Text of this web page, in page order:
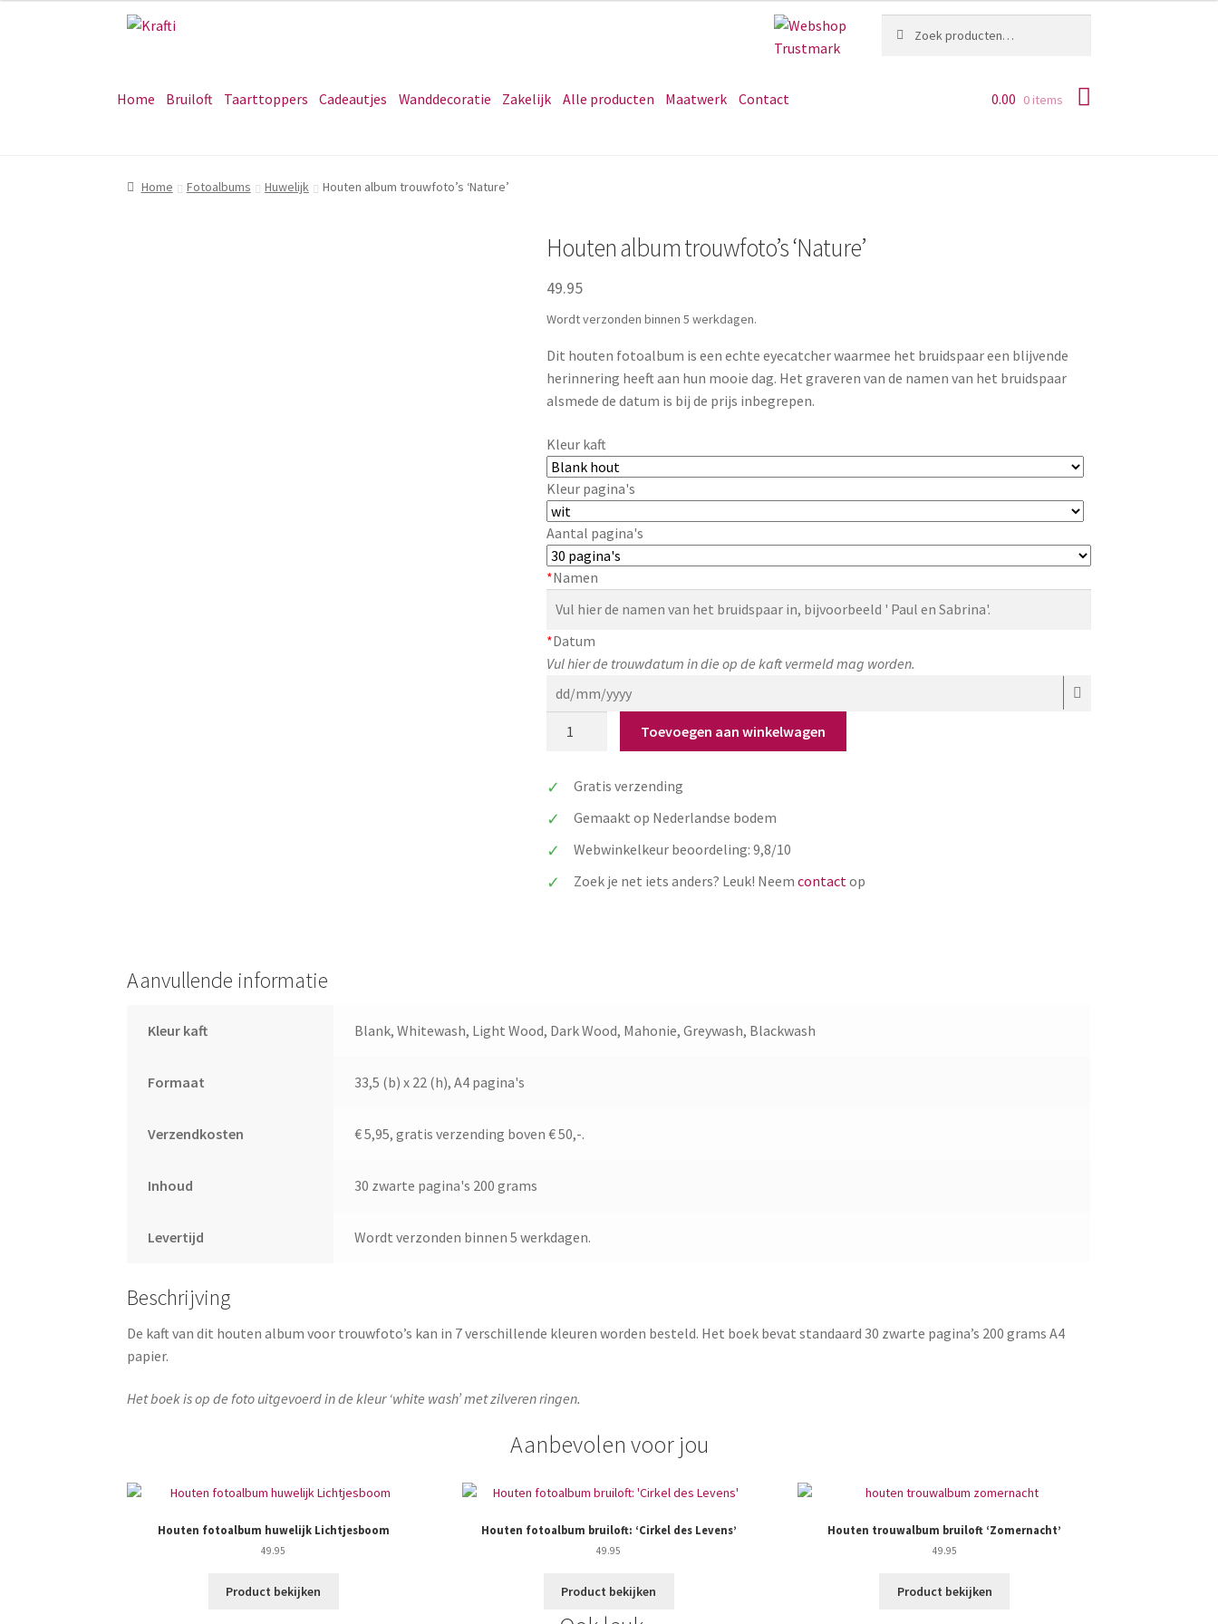
Ga
navigatie
Ga
inhoud
naar:
Home Bruiloft Taarttoppers Cadeautjes Wanddecoratie Zakelijk Alle producten Maatwerk Contact 0.00 0 items
Home Fotoalbums Huwelijk Houten album trouwfoto’s ‘Nature’
Houten album trouwfoto’s ‘Nature’
49.95
Wordt verzonden binnen 5 werkdagen.
Dit houten fotoalbum is een echte eyecatcher waarmee het bruidspaar een blijvende
herinnering heeft aan hun mooie dag. Het graveren van de namen van het bruidspaar
alsmede de datum is bij de prijs inbegrepen.
Kleur kaft
Kleur pagina's
Aantal pagina's
*Namen
*Datum
Vul hier de trouwdatum in die op de kaft vermeld mag worden.
'Nature'
aantal
Toevoegen aan winkelwagen
Gratis verzending
Gemaakt op Nederlandse bodem
Webwinkelkeur beoordeling: 9,8/10
Zoek je net iets anders? Leuk! Neem contactop
Aanvullende informatie
Kleur kaft Blank, Whitewash, Light Wood, Dark Wood, Mahonie, Greywash, Blackwash
Formaat 33,5 (b) x 22 (h), A4 pagina's
Verzendkosten € 5,95, gratis verzending boven € 50,-.
Inhoud 30 zwarte pagina's 200 grams
Levertijd Wordt verzonden binnen 5 werkdagen.
Beschrijving
De kaft van dit houten album voor trouwfoto’s kan in 7 verschillende kleuren worden besteld. Het boek bevat standaard 30 zwarte pagina’s 200 grams A4
papier.
Het boek is op de foto uitgevoerd in de kleur ‘white wash’ met zilveren ringen.
Aanbevolen voor jou
Houten fotoalbum huwelijk Lichtjesboom
49.95
Product bekijken
Houten fotoalbum bruiloft: ‘Cirkel des Levens’
49.95
Product bekijken
Houten trouwalbum bruiloft ‘Zomernacht’
49.95
Product bekijken